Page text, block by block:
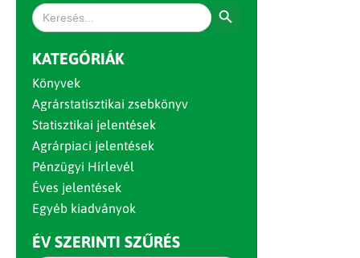
Search
for:
KATEGÓRIÁK
Könyvek
Agrárstatisztikai zsebkönyv
Statisztikai jelentések
Agrárpiaci jelentések
Pénzügyi Hírlevél
Éves jelentések
Egyéb kiadványok
ÉV SZERINTI SZŰRÉS